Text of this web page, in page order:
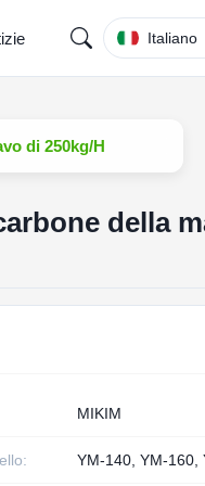
Italiano
di 250kg/H
della
MIKIM
YM-140, YM-160,